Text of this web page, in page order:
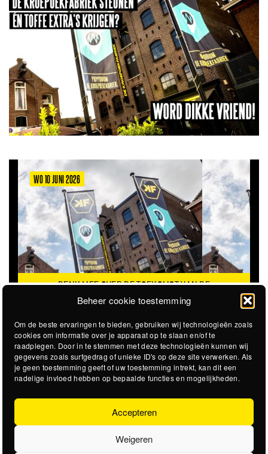
Beheer cookie toestemming
Om de beste ervaringen te bieden, gebruiken wij technologieën zoals
cookies om informatie over je apparaat op te slaan en/of te
raadplegen. Door in te stemmen met deze technologieën kunnen wij
gegevens zoals surfgedrag of unieke ID's op deze site verwerken. Als
je geen toestemming geeft of uw toestemming intrekt, kan dit een
nadelige invloed hebben op bepaalde functies en mogelijkheden.
Accepteren
Weigeren
WO 10 JUNI 2026
DENK MEE OVER DE TOEKOMST VAN DE
KROEPOEKFABRIEK